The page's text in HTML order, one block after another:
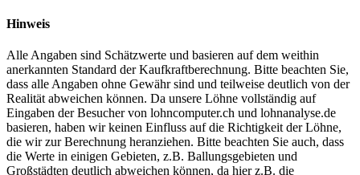
Hinweis
Alle Angaben sind Schätzwerte und basieren auf dem weithin
anerkannten Standard der Kaufkraftberechnung. Bitte beachten Sie,
dass alle Angaben ohne Gewähr sind und teilweise deutlich von der
Realität abweichen können. Da unsere Löhne vollständig auf
Eingaben der Besucher von lohncomputer.ch und lohnanalyse.de
basieren, haben wir keinen Einfluss auf die Richtigkeit der Löhne,
die wir zur Berechnung heranziehen. Bitte beachten Sie auch, dass
die Werte in einigen Gebieten, z.B. Ballungsgebieten und
Großstädten deutlich abweichen können, da hier z.B. die